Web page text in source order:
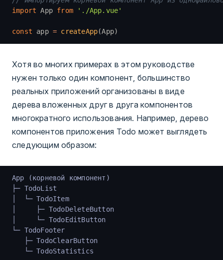
import App from './App.vue'
const app = createApp(App)
Хотя во многих примерах в этом руководстве
нужен только один компонент, большинство
реальных приложений организованы в виде
дерева вложенных друг в друга компонентов
многократного использования. Например, дерево
компонентов приложения Todo может выглядеть
следующим образом:
App (корневой компонент)
├─ TodoList
│  └─ TodoItem
│     ├─ TodoDeleteButton
│     └─ TodoEditButton
└─ TodoFooter
   ├─ TodoClearButton
   └─ TodoStatistics